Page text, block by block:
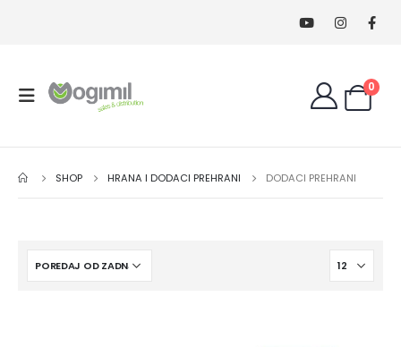
0
SHOP HRANA I DODACI PREHRANI DODACI PREHRANI